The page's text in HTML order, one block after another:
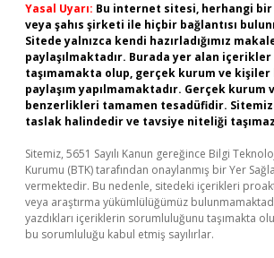
Yasal Uyarı: Bu internet sitesi, herhangi
veya şahıs şirketi ile hiçbir bağlantısı
Sitede yalnızca kendi hazırladığımız
paylaşılmaktadır. Burada yer alan
taşımamakta olup, gerçek kurum ve kişiler
paylaşım yapılmamaktadır. Gerçek kurum
benzerlikleri tamamen tesadüfidir.
taslak halindedir ve tavsiye niteliği
Sitemiz, 5651 Sayılı Kanun gereğince Bilgi
Kurumu (BTK) tarafından onaylanmış bir Yer
vermektedir. Bu nedenle, sitedeki içerikleri
veya araştırma yükümlülüğümüz
yazdıkları içeriklerin sorumluluğunu taşımakta
bu sorumluluğu kabul etmiş sayılırlar.